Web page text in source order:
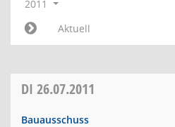
2011
Aktuell
DI 26.07.2011
Bauausschuss